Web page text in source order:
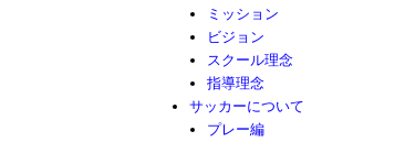
ミッション
ビジョン
スクール理念
指導理念
サッカーについて
プレー編